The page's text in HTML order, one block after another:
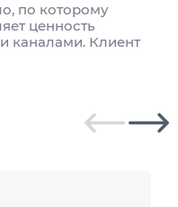
по которому
ценность
каналами. Клиент